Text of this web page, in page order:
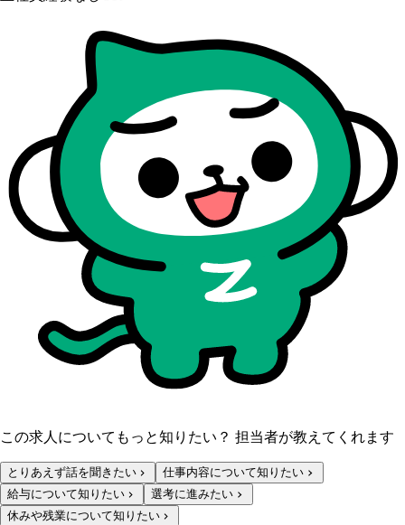
この求人についてもっと知りたい？ 担当者が教えてくれます
とりあえず話を聞きたい
仕事内容について知りたい
給与について知りたい
選考に進みたい
休みや残業について知りたい